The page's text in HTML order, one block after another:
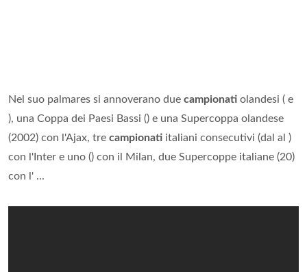
Nel suo palmares si annoverano due campionati olandesi ( e
), una Coppa dei Paesi Bassi () e una Supercoppa olandese
(2002) con l'Ajax, tre campionati italiani consecutivi (dal al )
con l'Inter e uno () con il Milan, due Supercoppe italiane (20)
con l' ...